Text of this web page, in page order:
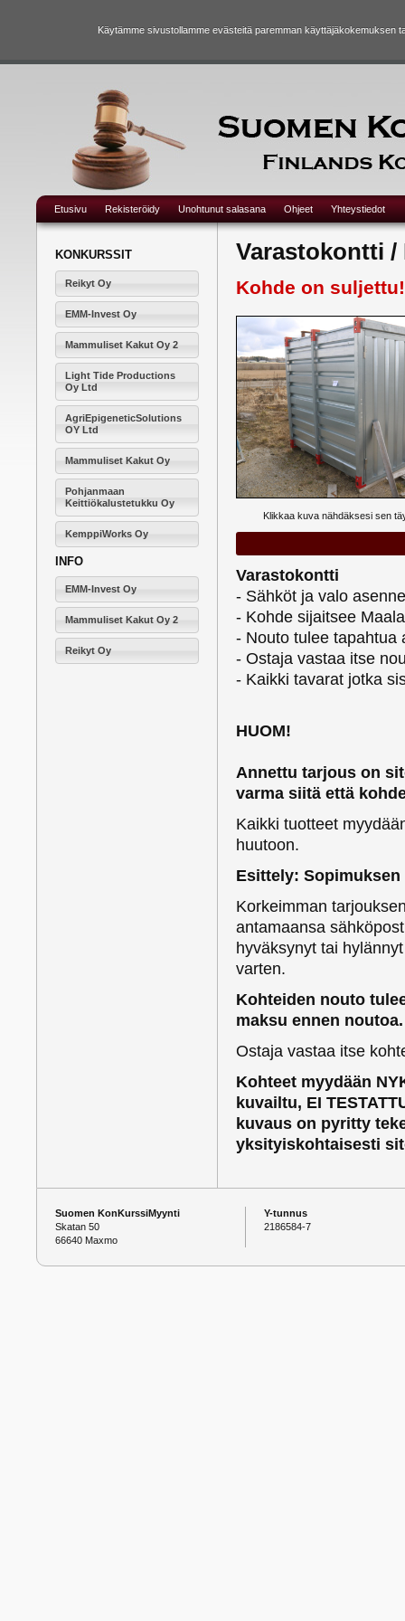
Käytämme sivustollamme evästeitä paremman
Etusivu Rekisteröidy Unohtunut salasana Ohjeet Yhteystiedot
KONKURSSIT
Reikyt Oy
EMM-Invest Oy
Mammuliset Kakut Oy 2
Light Tide Productions
Oy Ltd
AgriEpigeneticSolutions
OY Ltd
Mammuliset Kakut Oy
Pohjanmaan
Keittiökalustetukku Oy
KemppiWorks Oy
INFO
EMM-Invest Oy
Mammuliset Kakut Oy 2
Reikyt Oy
Varastokontti /
Kohde on suljettu!
Klikkaa kuva nähdäksesi sen
Varastokontti
- Sähköt ja valo
- Kohde sijaitsee
- Nouto tulee tapahtua
- Ostaja vastaa itse
- Kaikki tavarat jotka
HUOM!
Annettu tarjous on
varma siitä että
Kaikki tuotteet
huutoon.
Esittely: Sopimuksen
Korkeimman
antamaansa
hyväksynyt tai
varten.
Kohteiden nouto
maksu ennen noutoa.
Ostaja vastaa itse
Kohteet myydään
kuvailtu, EI
kuvaus on pyritty
yksityiskohtaisesti
Suomen KonKurssiMyynti
Skatan 50
66640 Maxmo
Y-tunnus
2186584-7